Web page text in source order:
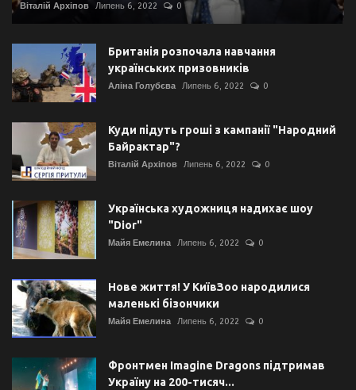
Віталій Архіпов Липень 6, 2022 0
Британія розпочала навчання
українських призовників
Аліна Голубєва Липень 6, 2022 0
Куди підуть гроші з кампанії "Народний
Байрактар"?
Віталій Архіпов Липень 6, 2022 0
Українська художниця надихає шоу
"Dior"
Майя Емелина Липень 6, 2022 0
Нове життя! У КиївЗоо народилися
маленькі бізончики
Майя Емелина Липень 6, 2022 0
Фронтмен Imagine Dragons підтримав
Україну на 200-тисяч...